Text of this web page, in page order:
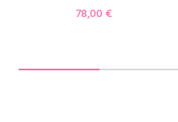
Prix
78,00 €